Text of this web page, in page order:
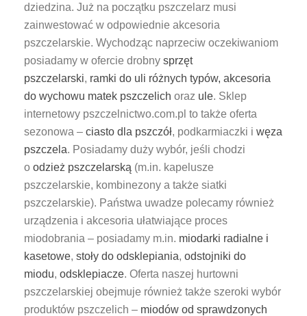
dziedzina. Już na początku pszczelarz musi
zainwestować w odpowiednie akcesoria
pszczelarskie. Wychodząc naprzeciw oczekiwaniom
posiadamy w ofercie drobny sprzęt
pszczelarski, ramki do uli różnych typów, akcesoria
do wychowu matek pszczelich oraz ule. Sklep
internetowy pszczelnictwo.com.pl to także oferta
sezonowa – ciasto dla pszczół, podkarmiaczki i węza
pszczela. Posiadamy duży wybór, jeśli chodzi
o odzież pszczelarską (m.in. kapelusze
pszczelarskie, kombinezony a także siatki
pszczelarskie). Państwa uwadze polecamy również
urządzenia i akcesoria ułatwiające proces
miodobrania – posiadamy m.in. miodarki radialne i
kasetowe, stoły do odsklepiania, odstojniki do
miodu, odsklepiacze. Oferta naszej hurtowni
pszczelarskiej obejmuje również także szeroki wybór
produktów pszczelich – miodów od sprawdzonych